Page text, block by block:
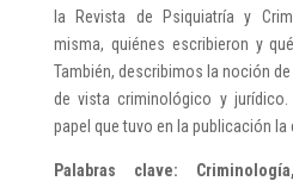
la Revista de Psiquiatría y
misma, quiénes escribieron y
También, describimos la noción
de vista criminológico y
papel que tuvo en la publicación la
Palabras clave: